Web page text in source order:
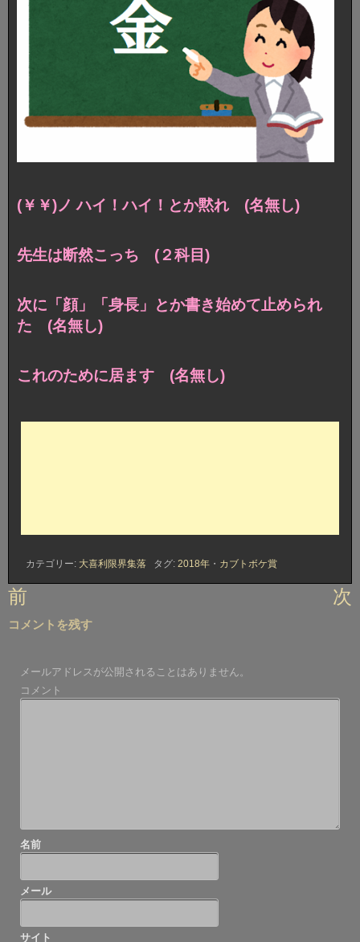
(￥￥)ノ ハイ！ハイ！とか黙れ (名無し)
先生は断然こっち (２科目)
次に「顔」「身長」とか書き始めて止められ
た (名無し)
これのために居ます (名無し)
カテゴリー: 大喜利限界集落 タグ: 2018年 ・ カブトボケ賞
投
ナ
ゲ
ー
前 次
コメントを残す
メールアドレスが公開されることはありません。
コメント
名前
メール
サイト